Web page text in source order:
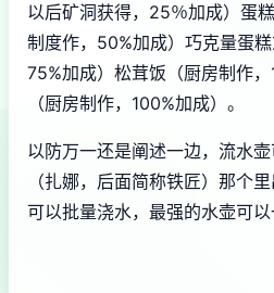
以后矿洞获得，25％加成）蛋
制度作，50%加成）巧克量蛋糕
75%加成）松茸饭（厨房制作
（厨房制作，100%加成）。
以防万一还是阐述一边，流水
（扎娜，后面简称铁匠）那个
可以批量浇水，最强的水壶可以